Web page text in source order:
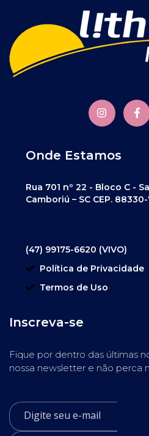
Onde Estamos
Rua 701 nº 22 - Bloco C -
Camboriú – SC CEP. 88330-
(47) 99175-6620 (VIVO)
Política de Privacidade
Termos de Uso
Inscreva-se
Fique por dentro das últimas
nossa newsletter e não perca